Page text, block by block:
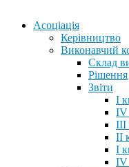
Асоціація
Керівництво
Виконавчий
Склад
Рішення
Звіти
I
IV
III
II
I
IV